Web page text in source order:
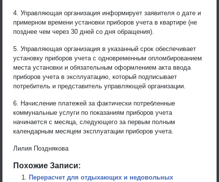
4. Управляющая организация информирует заявителя о дате и
примерном времени установки приборов учета в квартире (не
позднее чем через 30 дней со дня обращения).
5. Управляющая организация в указанный срок обеспечивает
установку приборов учета с одновременным опломбированием
места установки и обязательным оформлением акта ввода
приборов учета в эксплуатацию, который подписывает
потребитель и представитель управляющей организации.
6. Начисление платежей за фактически потребленные
коммунальные услуги по показаниям приборов учета
начинается с месяца, следующего за первым полным
календарным месяцем эксплуатации приборов учета.
Лилия Позднякова
Похожие Записи:
Перерасчет для отдыхающих и недовольных